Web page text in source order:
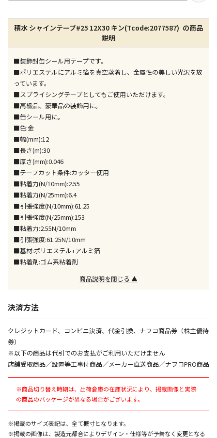
店舗のみで受取できる商品です（宅配便でのお届けが
できません）
※同時購入の商品は、全て同じ店舗での受取となりま
す
特定の店舗のみで受取ができる商品です（宅配便での
お届けができません）
※同時購入の商品は、全て同じ店舗での受取となりま
す
委託業者によりお届けする商品です
※支払い方法の代金引換は選択できません。
※電話注文はできません。
宅配のみでお届けする商品です（店舗受取は選択でき
ません）
※「宅配・店舗受取」「宅配のみ」マークの商品のみ
同時購入が可能です
午前9時までのご注文確定した商品については、当日に
出荷いたします。
ただし、メーカーの営業日に基づき出荷手続きを行う
ため、通常よりお時間をいただく場合がございます。
また、日曜・祝日や年末年始などの長期休業期間中
は、休業明けからの出荷対応となります。
お見積商品です。金額・施工日はお打ち合わせの上、
決定となります。
エアコンの取付工事が必要な商品です。別途費用が発
生する場合がございます。
積水 シャインテープ#25 12X30 キン(Tcode:2077587) の商品
説明
■装飾封缶シール用テープです。
■ポリエステルにアルミ箔を真空蒸着し、金属性の美しい光沢を放
っています。
■スプライシングテープとしてもご使用いただけます。
■高級品、豪華品の装飾用に。
■缶シール用に。
■色:金
■幅(mm):12
■長さ(m):30
■厚さ(mm):0.046
■テープカット条件:カッター使用
■粘着力(N/10mm):2.55
■粘着力(N/25mm):6.4
■引張強度(N/10mm):61.25
■引張強度(N/25mm):153
■粘着力:2.55N/10mm
■引張強度:61.25N/10mm
■基材:ポリエステル+アルミ箔
■粘着剤:ゴム系粘着剤
商品説明を閉じる ▲
決済方法
クレジットカード、コンビニ決済、代金引換、ナフコ商品券（株主優待
券）
※以下の商品は代引でのお支払がご利用いただけません
店舗受取商品／設置等工事付商品／メーカー直送商品／ナフコPRO商品
※商品切り替え時期は、出荷倉庫の在庫状況により、掲載画像と実際
の商品のパッケージが異なる場合がございます。
※掲載のサイズ表記は、全て概寸となります。
※掲載の画像は、製造元都合によりデザイン・仕様等が予告なく変更となる